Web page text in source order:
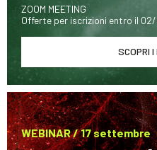
ZOOM MEETING
Offerte per iscrizioni entro il
SCOPRI
WEBINAR / 17 settembre